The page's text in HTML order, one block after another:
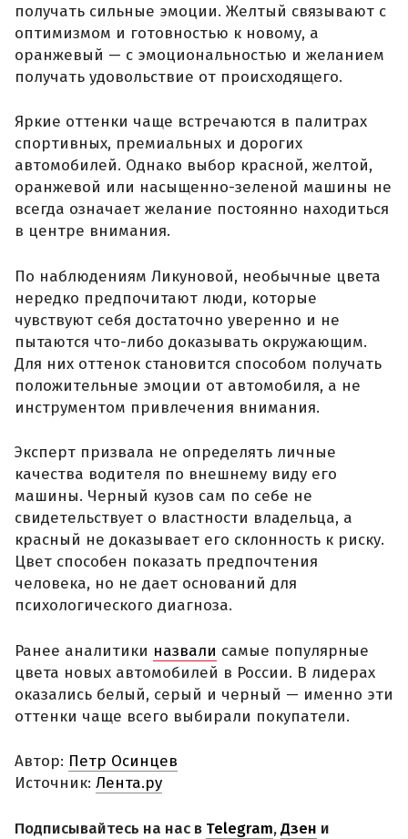
получать сильные эмоции. Желтый связывают с
оптимизмом и готовностью к новому, а
оранжевый — с эмоциональностью и желанием
получать удовольствие от происходящего.
Яркие оттенки чаще встречаются в палитрах
спортивных, премиальных и дорогих
автомобилей. Однако выбор красной, желтой,
оранжевой или насыщенно-зеленой машины не
всегда означает желание постоянно находиться
в центре внимания.
По наблюдениям Ликуновой, необычные цвета
нередко предпочитают люди, которые
чувствуют себя достаточно уверенно и не
пытаются что-либо доказывать окружающим.
Для них оттенок становится способом получать
положительные эмоции от автомобиля, а не
инструментом привлечения внимания.
Эксперт призвала не определять личные
качества водителя по внешнему виду его
машины. Черный кузов сам по себе не
свидетельствует о властности владельца, а
красный не доказывает его склонность к риску.
Цвет способен показать предпочтения
человека, но не дает оснований для
психологического диагноза.
Ранее аналитики назвали самые популярные
цвета новых автомобилей в России. В лидерах
оказались белый, серый и черный — именно эти
оттенки чаще всего выбирали покупатели.
Автор: Петр Осинцев
Источник: Лента.ру
Подписывайтесь на нас в Telegram,Дзен и